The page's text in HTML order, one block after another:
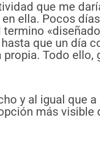
que me
ella. Pocos
que un día
Todo ello,
y al igual que
más visible